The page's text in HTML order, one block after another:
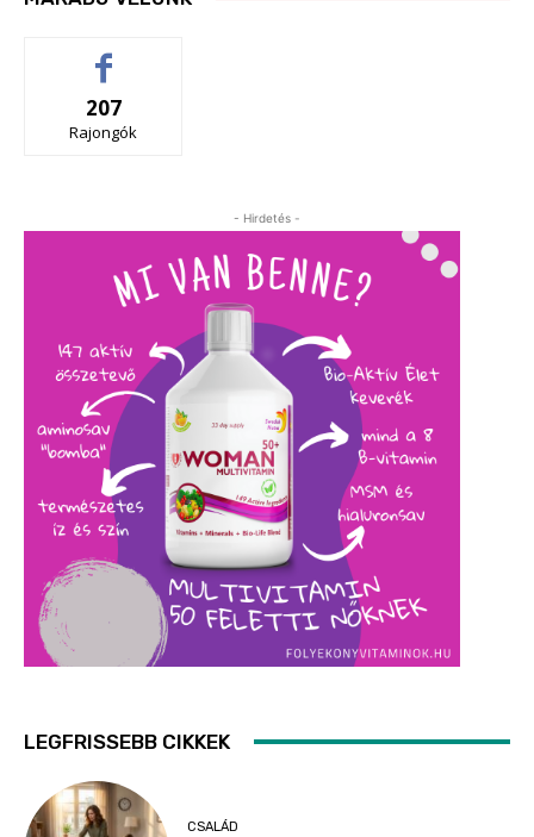
207
Rajongók
- Hirdetés -
LEGFRISSEBB CIKKEK
CSALÁD